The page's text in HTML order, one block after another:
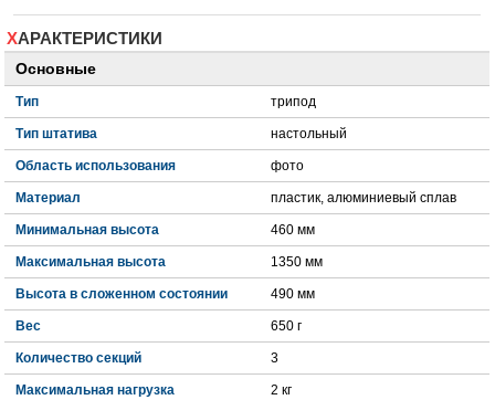
ХАРАКТЕРИСТИКИ
Основные
Тип трипод
Тип штатива настольный
Область использования фото
Материал пластик, алюминиевый сплав
Минимальная высота 460 мм
Максимальная высота 1350 мм
Высота в сложенном состоянии 490 мм
Вес 650 г
Количество секций 3
Максимальная нагрузка 2 кг